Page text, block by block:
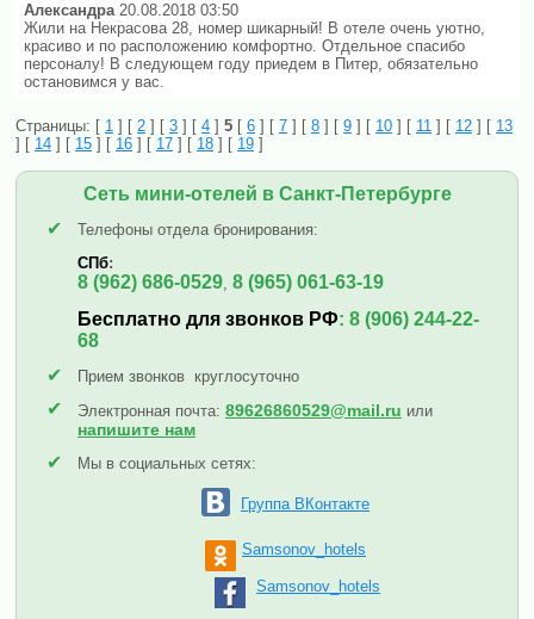
Александра20.08.2018 03:50
Жили на Некрасова 28, номер шикарный! В отеле очень уютно,
красиво и по расположению комфортно. Отдельное спасибо
персоналу! В следующем году приедем в Питер, обязательно
остановимся у вас.
Страницы: [ 1 ] [ 2 ] [ 3 ] [ 4 ] 5 [ 6 ] [ 7 ] [ 8 ] [ 9 ] [ 10 ] [ 11 ] [ 12 ] [ 13
] [ 14 ] [ 15 ] [ 16 ] [ 17 ] [ 18 ] [ 19 ]
Сеть мини-отелей в Санкт-Петербурге
✔
Телефоны отдела бронирования:
СПб:
8 (962) 686-0529, 8 (965) 061-63-19
Бесплатно для звонков РФ: 8 (906) 244-22-
68
✔
Прием звонков круглосуточно
✔ Электронная почта: 89626860529@mail.ru или
напишите нам
✔ Мы в социальных сетях:
Группа ВКонтакте
Samsonov_hotels
Samsonov_hotels